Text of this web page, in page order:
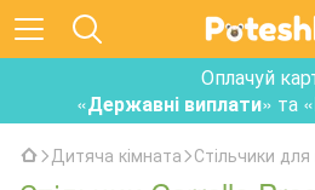
Оплачуй
«Державні виплати» та «
Дитяча кімната Стільчики